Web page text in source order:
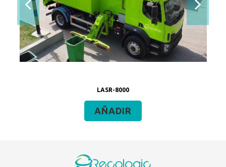
LASR-8000
AÑADIR